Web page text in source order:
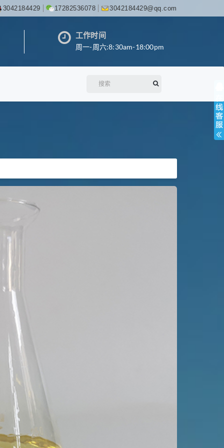
3042184429 17282536078 3042184429@qq.com
工作时间
周一-周六:8:30am-18:00pm